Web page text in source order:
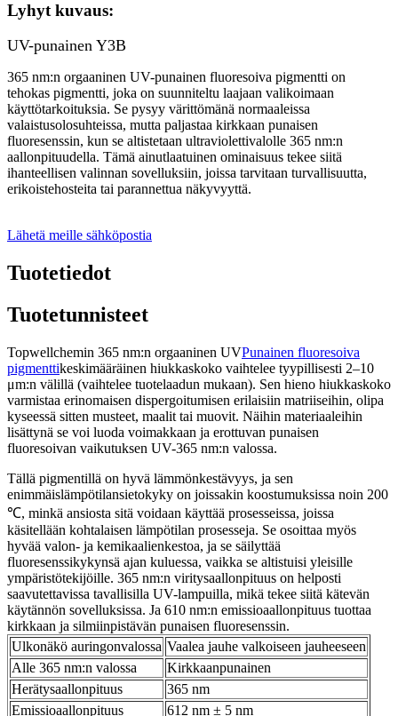
Lyhyt kuvaus:
UV-punainen Y3B
365 nm:n orgaaninen UV-punainen fluoresoiva pigmentti on
tehokas pigmentti, joka on suunniteltu laajaan valikoimaan
käyttötarkoituksia. Se pysyy värittömänä normaaleissa
valaistusolosuhteissa, mutta paljastaa kirkkaan punaisen
fluoresenssin, kun se altistetaan ultraviolettivalolle 365 nm:n
aallonpituudella. Tämä ainutlaatuinen ominaisuus tekee siitä
ihanteellisen valinnan sovelluksiin, joissa tarvitaan turvallisuutta,
erikoistehosteita tai parannettua näkyvyyttä.
Lähetä meille sähköpostia
Tuotetiedot
Tuotetunnisteet
Topwellchemin 365 nm:n orgaaninen UVPunainen fluoresoiva
pigmenttikeskimääräinen hiukkaskoko vaihtelee tyypillisesti 2–10
μm:n välillä (vaihtelee tuotelaadun mukaan). Sen hieno hiukkaskoko
varmistaa erinomaisen dispergoitumisen erilaisiin matriiseihin, olipa
kyseessä sitten musteet, maalit tai muovit. Näihin materiaaleihin
lisättynä se voi luoda voimakkaan ja erottuvan punaisen
fluoresoivan vaikutuksen UV-365 nm:n valossa.
Tällä pigmentillä on hyvä lämmönkestävyys, ja sen
enimmäislämpötilansietokyky on joissakin koostumuksissa noin 200
℃, minkä ansiosta sitä voidaan käyttää prosesseissa, joissa
käsitellään kohtalaisen lämpötilan prosesseja. Se osoittaa myös
hyvää valon- ja kemikaalienkestoa, ja se säilyttää
fluoresenssikykynsä ajan kuluessa, vaikka se altistuisi yleisille
ympäristötekijöille. 365 nm:n viritysaallonpituus on helposti
saavutettavissa tavallisilla UV-lampuilla, mikä tekee siitä kätevän
käytännön sovelluksissa. Ja 610 nm:n emissioaallonpituus tuottaa
kirkkaan ja silmiinpistävän punaisen fluoresenssin.
Ulkonäkö auringonvalossa Vaalea jauhe valkoiseen jauheeseen
Alle 365 nm:n valossa
Kirkkaanpunainen
Herätysaallonpituus
365 nm
Emissioaallonpituus
612 nm ± 5 nm